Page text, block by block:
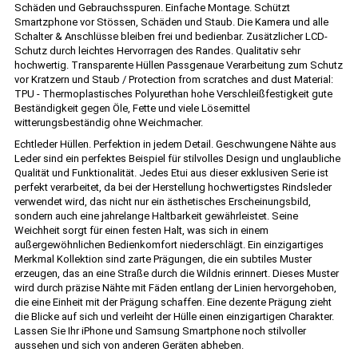
Schäden und Gebrauchsspuren. Einfache Montage. Schützt
Smartzphone vor Stössen, Schäden und Staub. Die Kamera und alle
Schalter & Anschlüsse bleiben frei und bedienbar. Zusätzlicher LCD-
Schutz durch leichtes Hervorragen des Randes. Qualitativ sehr
hochwertig. Transparente Hüllen Passgenaue Verarbeitung zum Schutz
vor Kratzern und Staub / Protection from scratches and dust Material:
TPU - Thermoplastisches Polyurethan hohe Verschleißfestigkeit gute
Beständigkeit gegen Öle, Fette und viele Lösemittel
witterungsbeständig ohne Weichmacher.
Echtleder Hüllen. Perfektion in jedem Detail. Geschwungene Nähte aus
Leder sind ein perfektes Beispiel für stilvolles Design und unglaubliche
Qualität und Funktionalität. Jedes Etui aus dieser exklusiven Serie ist
perfekt verarbeitet, da bei der Herstellung hochwertigstes Rindsleder
verwendet wird, das nicht nur ein ästhetisches Erscheinungsbild,
sondern auch eine jahrelange Haltbarkeit gewährleistet. Seine
Weichheit sorgt für einen festen Halt, was sich in einem
außergewöhnlichen Bedienkomfort niederschlägt. Ein einzigartiges
Merkmal Kollektion sind zarte Prägungen, die ein subtiles Muster
erzeugen, das an eine Straße durch die Wildnis erinnert. Dieses Muster
wird durch präzise Nähte mit Fäden entlang der Linien hervorgehoben,
die eine Einheit mit der Prägung schaffen. Eine dezente Prägung zieht
die Blicke auf sich und verleiht der Hülle einen einzigartigen Charakter.
Lassen Sie Ihr iPhone und Samsung Smartphone noch stilvoller
aussehen und sich von anderen Geräten abheben.